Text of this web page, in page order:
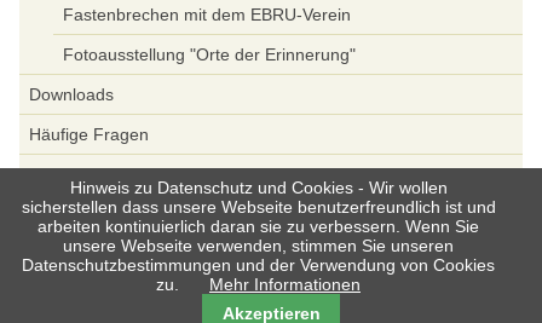
Fastenbrechen mit dem EBRU-Verein
Fotoausstellung "Orte der Erinnerung"
Downloads
Häufige Fragen
Spenden
Datenschutz
Hinweis zu Datenschutz und Cookies - Wir wollen
sicherstellen dass unsere Webseite benutzerfreundlich ist und
arbeiten kontinuierlich daran sie zu verbessern. Wenn Sie
unsere Webseite verwenden, stimmen Sie unseren
Datenschutzbestimmungen und der Verwendung von Cookies
zu.
Mehr Informationen
Akzeptieren